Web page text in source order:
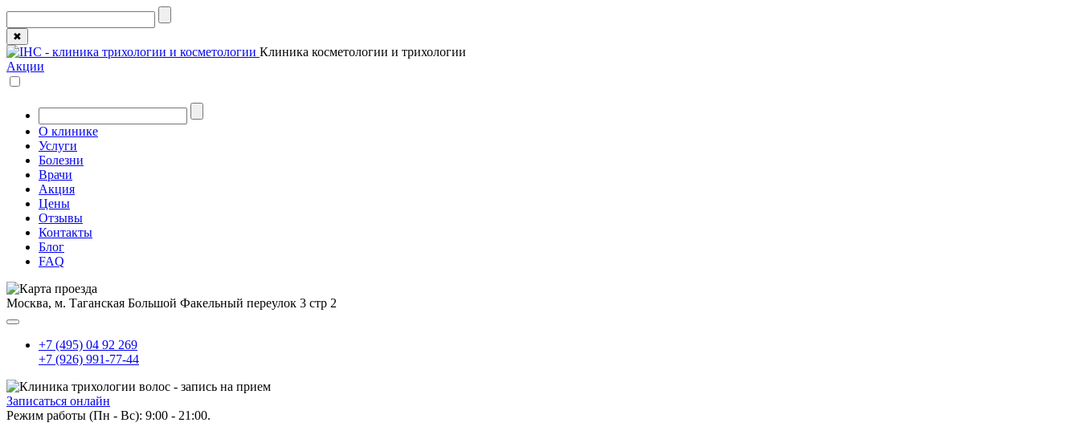
✖
Клиника косметологии и трихологии
Акции
О клинике
Услуги
Болезни
Врачи
Акция
Цены
Отзывы
Контакты
Блог
FAQ
Москва, м. Таганская Большой Факельный переулок 3 стр 2
+7 (495) 04 92 269
+7 (926) 991-77-44
Записаться онлайн
Режим работы (Пн - Вс): 9:00 - 21:00.